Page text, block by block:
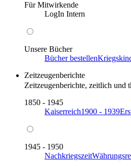
Für Mitwirkende
LogIn Intern
Unsere Bücher
Bücher bestellen
Zeitzeugenberichte
Zeitzeugenberichte, zeitlich und
1850 - 1945
Kaiserreich1900 - 1939
1945 - 1950
Nachkriegszeit